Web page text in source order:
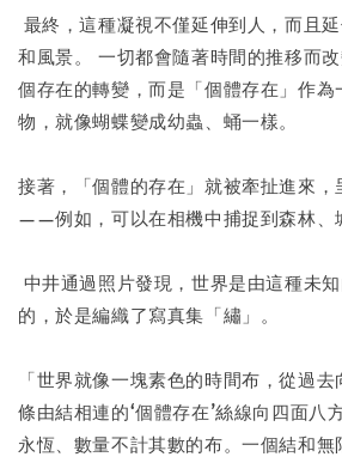
最終，這種凝視不僅延伸到人，而且
和風景。 一切都會隨著時間的推移而
個存在的轉變，而是「個體存在」作
物，就像蝴蝶變成幼蟲、蛹一樣。
接著，「個體的存在」就被牽扯進來，
——例如，可以在相機中捕捉到森林、
中井通過照片發現，世界是由這種未
的，於是編織了寫真集「繡」。
「世界就像一塊素色的時間布，從過
條由結相連的‘個體存在’絲線向四面八
永恆、數量不計其數的布。一個結和無